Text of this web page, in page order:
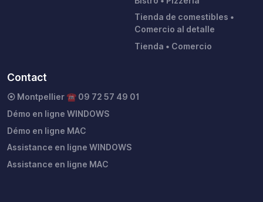
Tienda de comestibles •
Comercio al detalle
Tienda • Comercio
Contact
⦿ Montpellier ☎︎ 09 72 57 49 01
Démo en ligne WINDOWS
Démo en ligne MAC
Assistance en ligne WINDOWS
Assistance en ligne MAC